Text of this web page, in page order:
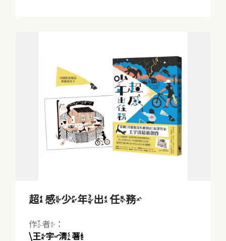
超感少年出任務
作者：
\王宇清著